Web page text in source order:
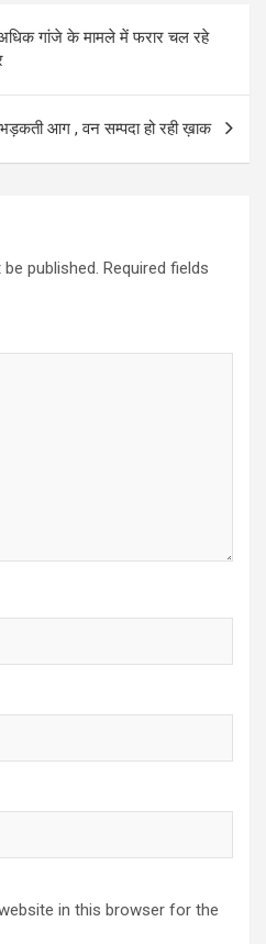
गांजे के मामले में फरार चल रहे
आग , वन सम्पदा हो रही ख़ाक
published. Required fields
in this browser for the